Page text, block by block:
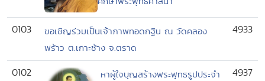
0103
ขอเชิญร่วมเป็นเจ้าภาพทอดกฐิน ณ วัดคลอง
พร้าว ต.เกาะช้าง จ.ตราด
4933
0102
หาผู้ใจบุญสร้างพระพุทธรูปประจำ
4937